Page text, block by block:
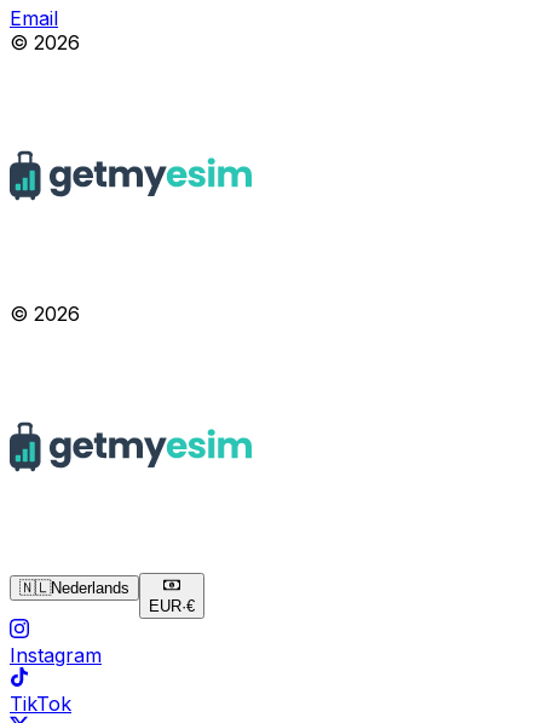
Email
© 2026
© 2026
🇳🇱Nederlands
EUR·€
Instagram
TikTok